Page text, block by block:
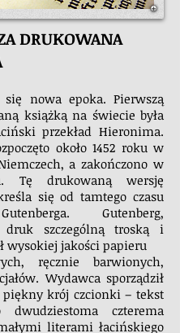
DRUKOWANA
się nowa epoka. Pierwszą
książką na świecie była
przekład Hieronima.
około 1452 roku w
a zakończono w
Tę drukowaną wersję
się od tamtego czasu
Gutenberg,
druk szczególną troską i
wysokiej jakości papieru
ręcznie barwionych,
Wydawca sporządził
krój czcionki – tekst
dwudziestoma czterema
literami łacińskiego